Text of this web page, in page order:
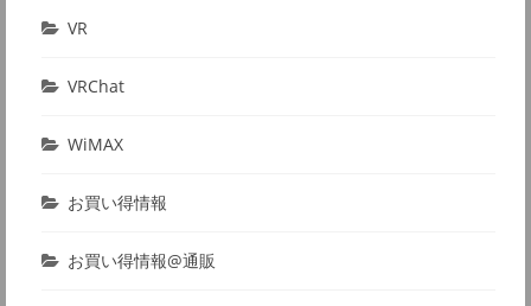
VR
VRChat
WiMAX
お買い得情報
お買い得情報@通販